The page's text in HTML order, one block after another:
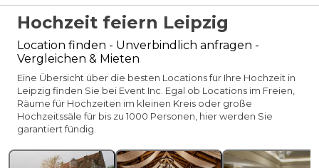
Hochzeit feiern Leipzig
Location finden - Unverbindlich anfragen -
Vergleichen & Mieten
Eine Übersicht über die besten Locations für Ihre Hochzeit in
Leipzig finden Sie bei Event Inc. Egal ob Locations im Freien,
Räume für Hochzeiten im kleinen Kreis oder große
Hochzeitssäle für bis zu 1000 Personen, hier werden Sie
garantiert fündig.